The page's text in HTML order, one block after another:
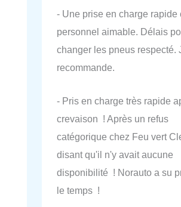
- Une prise en charge rapide
personnel aimable. Délais
changer les pneus respecté.
recommande.
- Pris en charge très rapide
crevaison ! Après un refus
catégorique chez Feu vert
disant qu'il n'y avait aucune
disponibilité ! Norauto a su
le temps !